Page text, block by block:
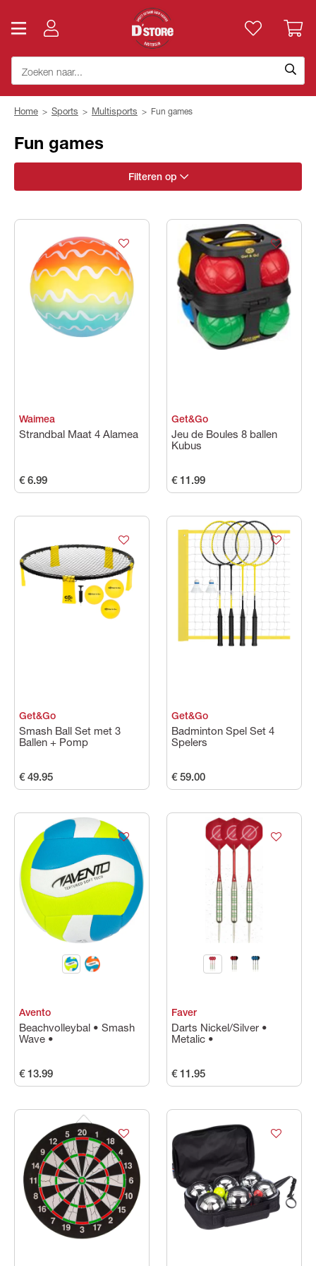
Home > Sports > Multisports > Fun games
Fun games
Filteren op
Categorie
Waimea
Strandbal Maat 4 Alamea
€ 6.99
Get&Go
Jeu de Boules 8 ballen
Kubus
€ 11.99
Get&Go
Smash Ball Set met 3
Ballen + Pomp
€ 49.95
Get&Go
Badminton Spel Set 4
Spelers
€ 59.00
Avento
Beachvolleybal • Smash
Wave •
€ 13.99
Faver
Darts Nickel/Silver •
Metalic •
€ 11.95